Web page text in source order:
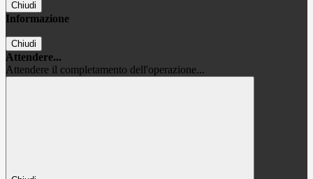
Chiudi
Informazione
Chiudi
Attendere...
Attendere il completamento dell'operazione...